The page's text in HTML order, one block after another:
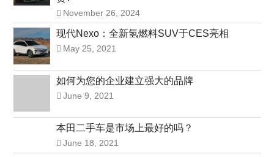
November 26, 2024
现代Nexo：全新氢燃料SUV于CES亮相
May 25, 2021
如何为您的企业建立强大的品牌
June 9, 2021
本田二手车是市场上最好的吗？
June 18, 2021